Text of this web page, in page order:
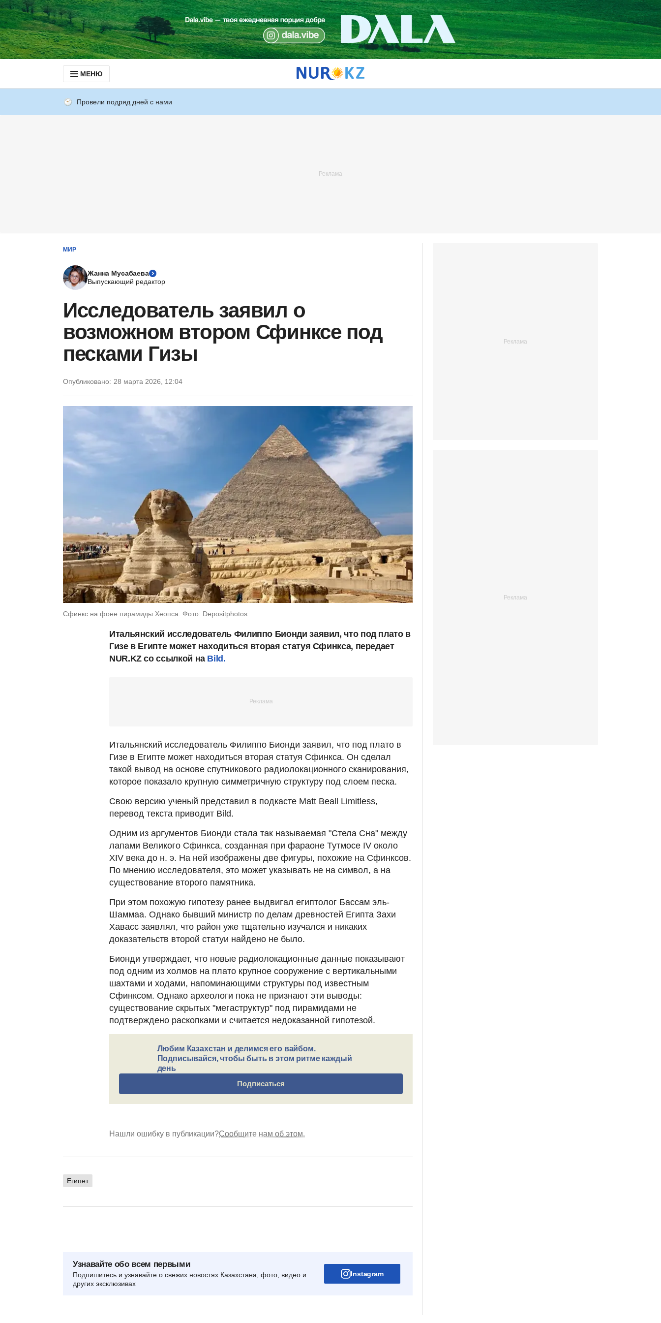
МЕНЮ
Провели подряд дней с нами
МИР
Жанна Мусабаева
Выпускающий редактор
Исследователь заявил о
возможном втором Сфинксе под
песками Гизы
Опубликовано: 28 марта 2026, 12:04
Сфинкс на фоне пирамиды Хеопса. Фото: Depositphotos
Итальянский исследователь Филиппо Бионди заявил, что под плато в
Гизе в Египте может находиться вторая статуя Сфинкса, передает
NUR.KZ со ссылкой на Bild.
Итальянский исследователь Филиппо Бионди заявил, что под плато в
Гизе в Египте может находиться вторая статуя Сфинкса. Он сделал
такой вывод на основе спутникового радиолокационного сканирования,
которое показало крупную симметричную структуру под слоем песка.
Свою версию ученый представил в подкасте Matt Beall Limitless,
перевод текста приводит Bild.
Одним из аргументов Бионди стала так называемая "Стела Сна" между
лапами Великого Сфинкса, созданная при фараоне Тутмосе IV около
XIV века до н. э. На ней изображены две фигуры, похожие на Сфинксов.
По мнению исследователя, это может указывать не на символ, а на
существование второго памятника.
При этом похожую гипотезу ранее выдвигал египтолог Бассам эль-
Шаммаа. Однако бывший министр по делам древностей Египта Захи
Хавасс заявлял, что район уже тщательно изучался и никаких
доказательств второй статуи найдено не было.
Бионди утверждает, что новые радиолокационные данные показывают
под одним из холмов на плато крупное сооружение с вертикальными
шахтами и ходами, напоминающими структуры под известным
Сфинксом. Однако археологи пока не признают эти выводы:
существование скрытых "мегаструктур" под пирамидами не
подтверждено раскопками и считается недоказанной гипотезой.
Любим Казахстан и делимся его вайбом.
Подписывайся, чтобы быть в этом ритме каждый
день
Подписаться
Нашли ошибку в публикации?Сообщите нам об этом.
Египет
Узнавайте обо всем первыми
Подпишитесь и узнавайте о свежих новостях Казахстана, фото, видео и
других эксклюзивах
Instagram